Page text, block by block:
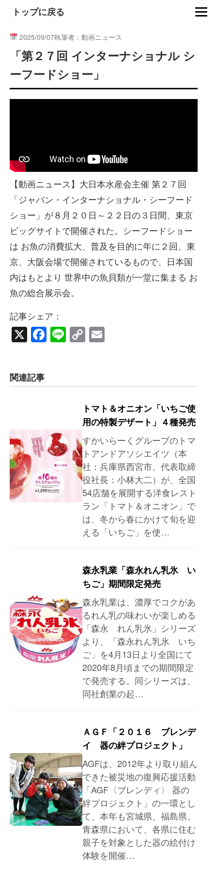
トップに戻る
2025/09/07執筆者：動画ニュース
「第２７回 インターナショナル シ
ーフードショー」
【動画ニュース】大日本水産会主催 第２７回
「ジャパン・インターナショナル・シーフード
ショー」が８月２０日～２２日の３日間、東京
ビッグサイトで開催された。シーフードショー
は お魚の消費拡大、普及を目的に年に２回、東
京、大阪会場で開催されているもので、日本国
内はもとより 世界中の魚貝類が一堂に集まる お
魚の総合展示会。
記事シェア：
X Facebook
LineCopy
関連記事
トマト＆オニオン「いちご使
用の特製デザート」４種発売
すかいらーくグループのトマ
トアンドアソシエイツ（本
社：兵庫県西宮市、代表取締
役社長：小林大二）が、全国
54店舗を展開する洋食レスト
ラン「トマト＆オニオン」で
は、冬から春にかけて旬を迎
える「いちご」を使…
森永乳業「森永れん乳氷 い
ちご」期間限定発売
森永乳業は、濃厚でコクがあ
るれん乳の味わいが楽しめる
「森永 れん乳氷」シリーズ
より、「森永れん乳氷 いち
ご」を4月13日より全国にて
2020年8月頃までの期間限定
で発売する。同シリーズは、
同社創業の起…
ＡＧＦ「２０１６ ブレンデ
イ 器の絆プロジェクト」
AGFは、2012年より取り組ん
できた被災地の復興応援活動
「AGF〈ブレンディ〉 器の
絆プロジェクト」の一環とし
て、本年も宮城県、福島県、
青森県において、各県に住む
親子を対象とした器の絵付け
体験を開催…